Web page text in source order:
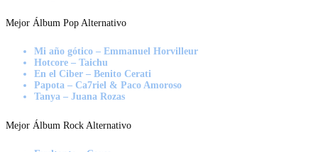
Mejor Álbum Pop Alternativo
Mi año gótico – Emmanuel Horvilleur
Hotcore – Taichu
En el Ciber – Benito Cerati
Papota – Ca7riel & Paco Amoroso
Tanya – Juana Rozas
Mejor Álbum Rock Alternativo